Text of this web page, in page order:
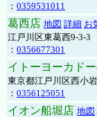
： 0359531011
葛西店 地図 詳細 お
江戸川区東葛西9-3-
： 0356677301
イトーヨーカド
東京都江戸川区西小
： 0356125051
イオン船堀店 地図